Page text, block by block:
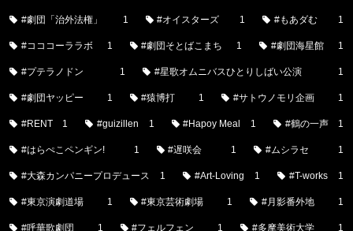
#劇団「治外法権」 1 #オイスターズ 1 #もあダむ 1
#コココーララボ 1 #劇団そとばこまち 1 #劇団海星館 1
#プテラノドン 1 #星歌オムニバスひとりしばい公演 1
#劇団ヤッピー 1 #猿博打 1 #サトウノモリ企画 1
#RENT 1 #guizillen 1 #Hapoy Meal 1 #鶴の一声 1
#はらぺこペンギン! 1 #遅咲会 1 #ムシラセ 1
#大森カンパニープロデュース 1 #Art-Loving 1 #T-works 1
#東京演劇道場 1 #東京芸術劇場 1 #月影番外地 1
#呼華歌劇団 1 #フェルフェン 1 #多摩美術大学 1